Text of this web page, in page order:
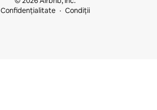
Confidențialitate
Condiții